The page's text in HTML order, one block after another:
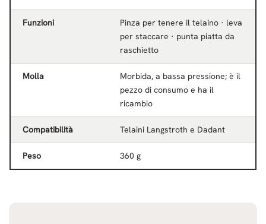
Funzioni
Pinza per tenere il telaino · leva
per staccare · punta piatta da
raschietto
Molla
Morbida, a bassa pressione; è il
pezzo di consumo e ha il
ricambio
Compatibilità Telaini Langstroth e Dadant
Peso 360 g